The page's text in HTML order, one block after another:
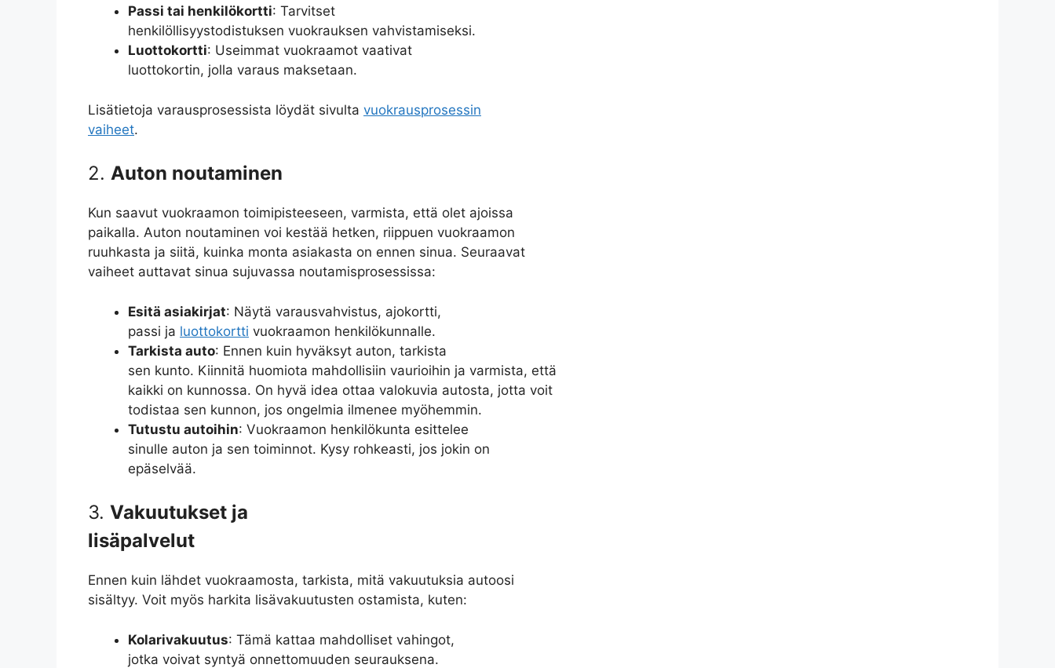
Passi tai henkilökortti: Tarvitset
henkilöllisyystodistuksen vuokrauksen vahvistamiseksi.
Luottokortti: Useimmat vuokraamot vaativat
luottokortin, jolla varaus maksetaan.
Lisätietoja varausprosessista löydät sivulta vuokrausprosessin
vaiheet.
2. Auton noutaminen
Kun saavut vuokraamon toimipisteeseen, varmista, että olet ajoissa
paikalla. Auton noutaminen voi kestää hetken, riippuen vuokraamon
ruuhkasta ja siitä, kuinka monta asiakasta on ennen sinua. Seuraavat
vaiheet auttavat sinua sujuvassa noutamisprosessissa:
Esitä asiakirjat: Näytä varausvahvistus, ajokortti,
passi ja luottokortti vuokraamon henkilökunnalle.
Tarkista auto: Ennen kuin hyväksyt auton, tarkista
sen kunto. Kiinnitä huomiota mahdollisiin vaurioihin ja varmista, että
kaikki on kunnossa. On hyvä idea ottaa valokuvia autosta, jotta voit
todistaa sen kunnon, jos ongelmia ilmenee myöhemmin.
Tutustu autoihin: Vuokraamon henkilökunta esittelee
sinulle auton ja sen toiminnot. Kysy rohkeasti, jos jokin on
epäselvää.
3. Vakuutukset ja
lisäpalvelut
Ennen kuin lähdet vuokraamosta, tarkista, mitä vakuutuksia autoosi
sisältyy. Voit myös harkita lisävakuutusten ostamista, kuten:
Kolarivakuutus: Tämä kattaa mahdolliset vahingot,
jotka voivat syntyä onnettomuuden seurauksena.